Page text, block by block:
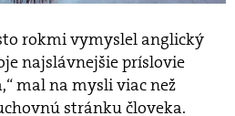
rokmi vymyslel anglický
najslávnejšie príslovie
mal na mysli viac než
stránku človeka.